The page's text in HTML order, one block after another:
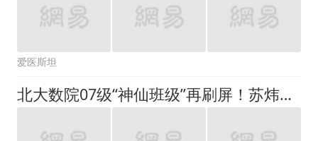
爱医斯坦
北大数院07级“神仙班级”再刷屏！苏炜杰获“统计学诺奖”与王虹邓煜同班，国内到底缺了什么